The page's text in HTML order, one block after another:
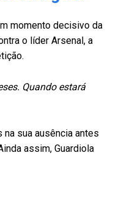
momento decisivo da
o líder Arsenal, a
Quando estará
sua ausência antes
assim, Guardiola